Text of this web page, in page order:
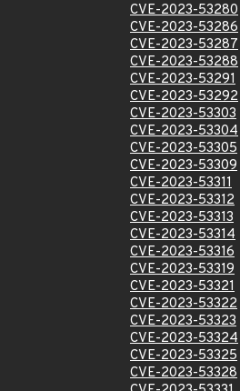
CVE-2023-53280
CVE-2023-53286
CVE-2023-53287
CVE-2023-53288
CVE-2023-53291
CVE-2023-53292
CVE-2023-53303
CVE-2023-53304
CVE-2023-53305
CVE-2023-53309
CVE-2023-53311
CVE-2023-53312
CVE-2023-53313
CVE-2023-53314
CVE-2023-53316
CVE-2023-53319
CVE-2023-53321
CVE-2023-53322
CVE-2023-53323
CVE-2023-53324
CVE-2023-53325
CVE-2023-53328